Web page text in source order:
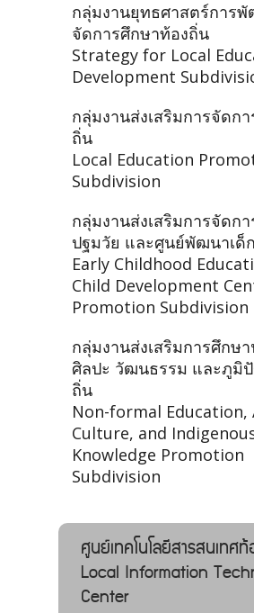
กลุ่มงานยุทธศาสตร์การ
จัดการศึกษาท้องถิ่น
Strategy for Local
Development
กลุ่มงานส่งเสริมการจัดก
ถิ่น
Local Education
Subdivision
กลุ่มงานส่งเสริมการจัดก
ปฐมวัย และศูนย์พัฒนาเด็
Early Childhood
Child Development
Promotion Subdivision
กลุ่มงานส่งเสริมการศึกษ
ศิลปะ วัฒนธรรม และภูมิ
ถิ่น
Non-formal Education,
Culture, and
Knowledge Promotion
Subdivision
ศูนย์เทคโนโลยีสารสนเทศ
Local Information
Center